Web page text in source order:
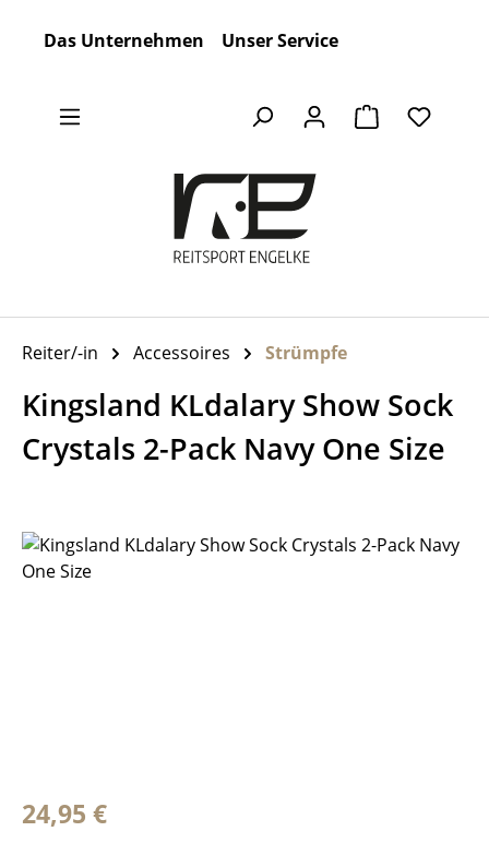
Das Unternehmen Unser Service
Warenkorb
Reiter/-in Accessoires Strümpfe
Kingsland KLdalary Show Sock
Crystals 2-Pack Navy One Size
Bildergalerie überspringen
Regulärer Preis:
24,95 €